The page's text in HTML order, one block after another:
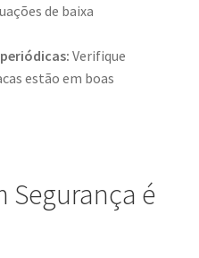
de baixa
Verifique
estão em boas
Segurança é